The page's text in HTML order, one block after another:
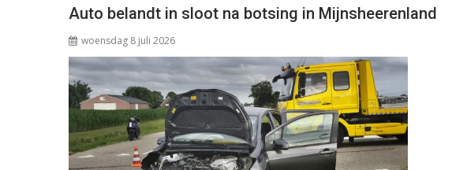
Auto belandt in sloot na botsing in Mijnsheerenland
woensdag 8 juli 2026